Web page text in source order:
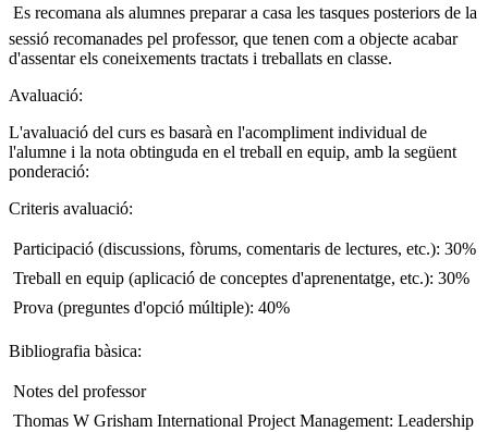
 Es recomana als alumnes preparar a casa les tasques posteriors de la
sessió recomanades pel professor, que tenen com a objecte acabar
d'assentar els coneixements tractats i treballats en classe.
Avaluació:
L'avaluació del curs es basarà en l'acompliment individual de
l'alumne i la nota obtinguda en el treball en equip, amb la següent
ponderació:
Criteris avaluació:
 Participació (discussions, fòrums, comentaris de lectures, etc.): 30%
 Treball en equip (aplicació de conceptes d'aprenentatge, etc.): 30%
 Prova (preguntes d'opció múltiple): 40%
Bibliografia bàsica:
 Notes del professor
 Thomas W Grisham International Project Management: Leadership